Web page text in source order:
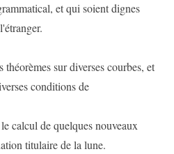
et qui soient dignes
sur diverses courbes, et
conditions de
calcul de quelques nouveaux
titulaire de la lune.